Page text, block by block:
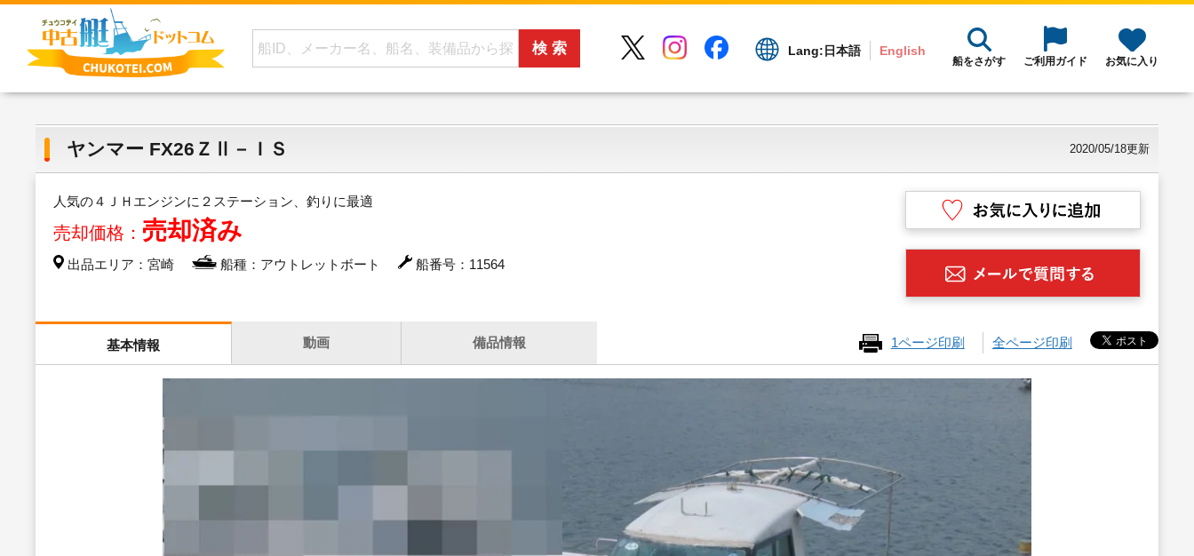
Lang: 日本語 English
船をさがす ご利用ガイド お気に入り
ヤンマー FX26ＺⅡ－ＩＳ 2020/05/18更新
人気の４ＪＨエンジンに２ステーション、釣りに最適
売却価格： 売却済み
出品エリア：宮崎 船種：アウトレットボート 船番号：11564
基本情報 動画 備品情報 1ページ印刷 全ページ印刷